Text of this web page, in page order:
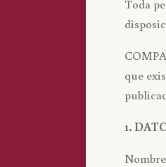
Toda
que
1.